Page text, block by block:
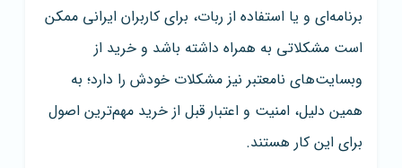
برنامه‌ای و یا استفاده از ربات، برای کاربران ایرانی ممکن
است مشکلاتی به همراه داشته باشد و خرید از
وبسایت‌های نامعتبر نیز مشکلات خودش را دارد؛ به
همین دلیل، امنیت و اعتبار قبل از خرید مهم‌ترین اصول
برای این کار هستند.